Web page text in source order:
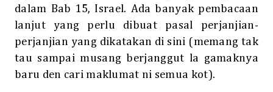
dalam Bab 15, Israel. Ada banyak pembacaan
lanjut yang perlu dibuat pasal perjanjian-
perjanjian yang dikatakan di sini (memang tak
tau sampai musang berjanggut la gamaknya
baru den cari maklumat ni semua kot).